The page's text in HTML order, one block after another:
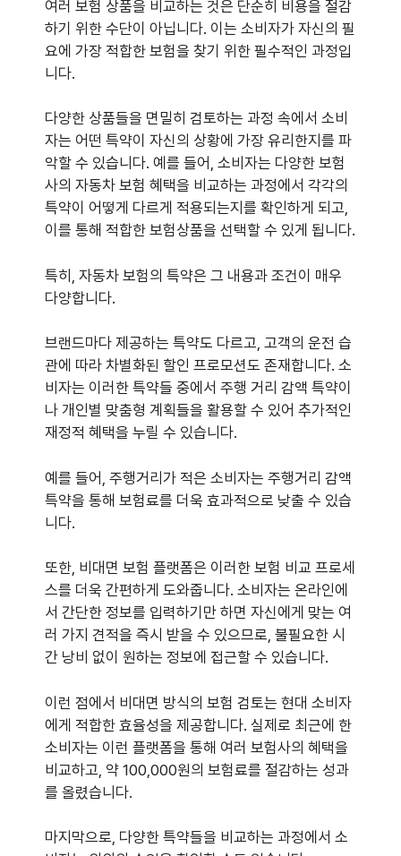
여러 보험 상품을 비교하는 것은 단순히 비용을 절감
하기 위한 수단이 아닙니다. 이는 소비자가 자신의 필
요에 가장 적합한 보험을 찾기 위한 필수적인 과정입
니다.
다양한 상품들을 면밀히 검토하는 과정 속에서 소비
자는 어떤 특약이 자신의 상황에 가장 유리한지를 파
악할 수 있습니다. 예를 들어, 소비자는 다양한 보험
사의 자동차 보험 혜택을 비교하는 과정에서 각각의
특약이 어떻게 다르게 적용되는지를 확인하게 되고,
이를 통해 적합한 보험상품을 선택할 수 있게 됩니다.
특히, 자동차 보험의 특약은 그 내용과 조건이 매우
다양합니다.
브랜드마다 제공하는 특약도 다르고, 고객의 운전 습
관에 따라 차별화된 할인 프로모션도 존재합니다. 소
비자는 이러한 특약들 중에서 주행 거리 감액 특약이
나 개인별 맞춤형 계획들을 활용할 수 있어 추가적인
재정적 혜택을 누릴 수 있습니다.
예를 들어, 주행거리가 적은 소비자는 주행거리 감액
특약을 통해 보험료를 더욱 효과적으로 낮출 수 있습
니다.
또한, 비대면 보험 플랫폼은 이러한 보험 비교 프로세
스를 더욱 간편하게 도와줍니다. 소비자는 온라인에
서 간단한 정보를 입력하기만 하면 자신에게 맞는 여
러 가지 견적을 즉시 받을 수 있으므로, 불필요한 시
간 낭비 없이 원하는 정보에 접근할 수 있습니다.
이런 점에서 비대면 방식의 보험 검토는 현대 소비자
에게 적합한 효율성을 제공합니다. 실제로 최근에 한
소비자는 이런 플랫폼을 통해 여러 보험사의 혜택을
비교하고, 약 100,000원의 보험료를 절감하는 성과
를 올렸습니다.
마지막으로, 다양한 특약들을 비교하는 과정에서 소